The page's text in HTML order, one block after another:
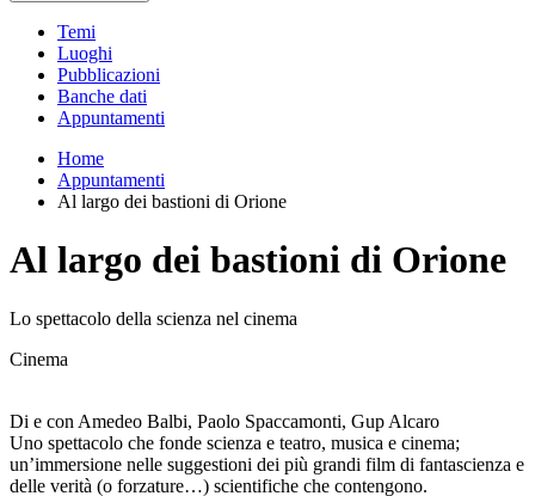
Temi
Luoghi
Pubblicazioni
Banche dati
Appuntamenti
Home
Appuntamenti
Al largo dei bastioni di Orione
Al largo dei bastioni di Orione
Lo spettacolo della scienza nel cinema
Cinema
Di e con Amedeo Balbi, Paolo Spaccamonti, Gup Alcaro
Uno spettacolo che fonde scienza e teatro, musica e cinema;
un’immersione nelle suggestioni dei più grandi film di fantascienza e
delle verità (o forzature…) scientifiche che contengono.